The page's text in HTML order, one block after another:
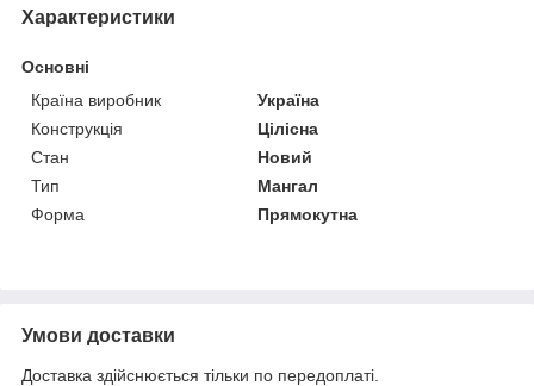
Характеристики
Основні
Країна виробник
Україна
Конструкція
Цілісна
Стан
Новий
Тип
Мангал
Форма
Прямокутна
Умови доставки
Доставка здійснюється тільки по передоплаті.